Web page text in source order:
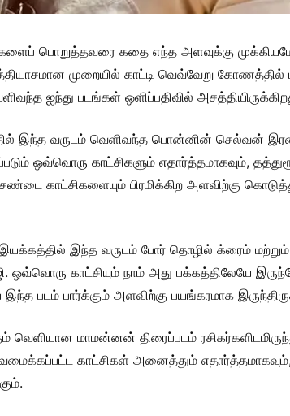
பொறுத்தவரை கதை எந்த அளவுக்கு
முறையில் காட்டி வெவ்வேறு
ஐந்து படங்கள் ஒளிப்பதிவில்
இந்த வருடம் வெளிவந்த பொன்னின் செல்வன்
ஒவ்வொரு காட்சிகளும் எதார்த்தமாகவும்,
காட்சிகளையும் பிரமிக்கிற அளவிற்கு
இந்த வருடம் போர் தொழில் க்ரைம் மற்றும்
காட்சியும் நாம் அது பக்கத்திலேயே
படம் பார்க்கும் அளவிற்கு பயங்கரமாக
வெளியான மாமன்னன் திரைப்படம்
காட்சிகள் அனைத்தும்